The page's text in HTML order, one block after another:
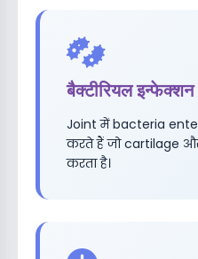
बैक्टीरियल इन्फेक्शन
Joint में bacteria
करते हैं जो cartilage
करता है।